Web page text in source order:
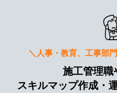
＼人事・教育、工事部
施工管理職
スキルマップ作成・